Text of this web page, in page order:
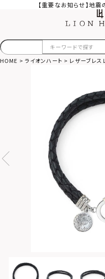
【重要なお知らせ】地
HOME ライオンハート レザーブレ